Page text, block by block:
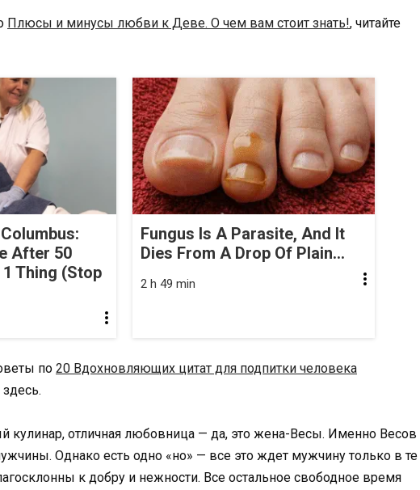
Плюсы и минусы любви к Деве. О чем вам стоит знать!, читайте
After 50
Thing (Stop
Fungus Is A Parasite, And It
Dies From A Drop Of Plain...
2 h 49 min
по 20 Вдохновляющих цитат для подпитки человека
кулинар, отличная любовница — да, это жена-Весы. Именно Весов
Однако есть одно «но» — все это ждет мужчину только в те
к добру и нежности. Все остальное свободное время